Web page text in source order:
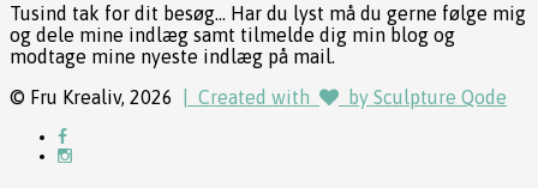
Tusind tak for dit besøg... Har du lyst må du gerne følge mig
og dele mine indlæg samt tilmelde dig min blog og
modtage mine nyeste indlæg på mail.
© Fru Krealiv, 2026
| Created with by Sculpture Qode